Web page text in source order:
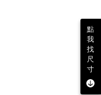
點
我
找
尺
寸